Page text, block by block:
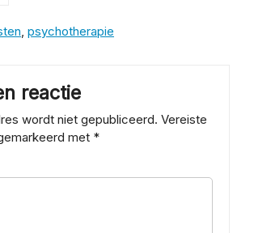
psychotherapie
reactie
wordt niet gepubliceerd. Vereiste
met *